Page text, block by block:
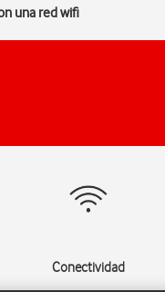
una red wifi
Conectividad